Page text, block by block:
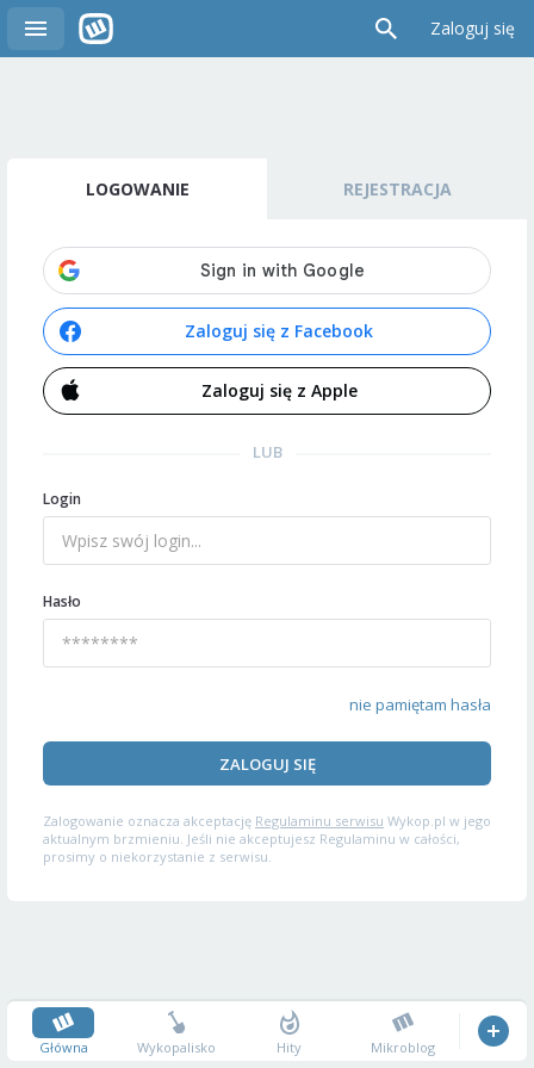
Zaloguj się
LOGOWANIE REJESTRACJA
Zaloguj się z Facebook
Zaloguj się z Apple
LUB
Login
Hasło
nie pamiętam hasła
ZALOGUJ SIĘ
Zalogowanie oznacza akceptację Regulaminu serwisu Wykop.pl w jego
aktualnym brzmieniu. Jeśli nie akceptujesz Regulaminu w całości,
prosimy o niekorzystanie z serwisu.
Główna Wykopalisko Hity Mikroblog